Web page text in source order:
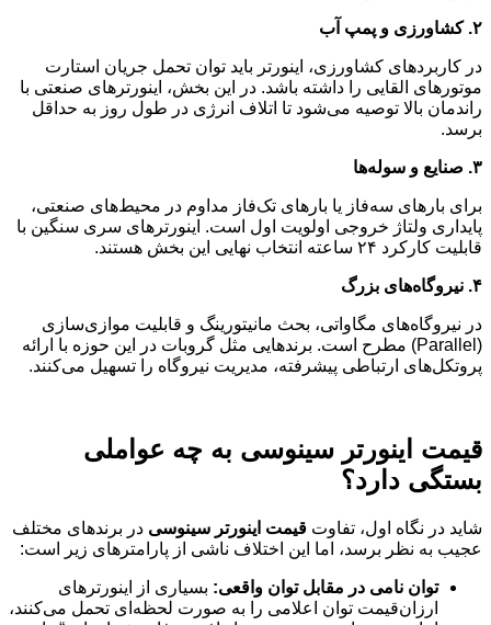
۲.کشاورزی و پمپ آب
در کاربردهای کشاورزی، اینورتر باید توان تحمل جریان استارت
موتورهای القایی را داشته باشد. در این بخش، اینورترهای صنعتی با
راندمان بالا توصیه می‌شود تا اتلاف انرژی در طول روز به حداقل
برسد.
۳. صنایع و سوله‌ها
برای بارهای سه‌فاز یا بارهای تک‌فاز مداوم در محیط‌های صنعتی،
پایداری ولتاژ خروجی اولویت اول است. اینورترهای سری سنگین با
قابلیت کارکرد ۲۴ ساعته انتخاب نهایی این بخش هستند.
۴. نیروگاه‌های بزرگ
در نیروگاه‌های مگاواتی، بحث مانیتورینگ و قابلیت موازی‌سازی
(Parallel) مطرح است. برندهایی مثل گروبات در این حوزه با ارائه
پروتکل‌های ارتباطی پیشرفته، مدیریت نیروگاه را تسهیل می‌کنند.
قیمت اینورتر سینوسی به چه عواملی
بستگی دارد؟
شاید در نگاه اول، تفاوت قیمت اینورتر سینوسی در برندهای مختلف
عجیب به نظر برسد، اما این اختلاف ناشی از پارامترهای زیر است:
توان نامی در مقابل توان واقعی: بسیاری از اینورترهای
ارزان‌قیمت توان اعلامی را به صورت لحظه‌ای تحمل می‌کنند،